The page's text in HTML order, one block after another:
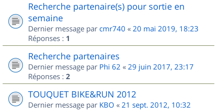
Recherche partenaire(s) pour sortie en
semaine
Dernier message par cmr740 « 20 mai 2019, 18:23
Réponses : 1
Recherche partenaires
Dernier message par Phi 62 « 29 juin 2017, 23:17
Réponses : 2
TOUQUET BIKE&RUN 2012
Dernier message par KBO « 21 sept. 2012, 10:32